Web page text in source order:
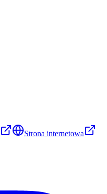
Strona internetowa